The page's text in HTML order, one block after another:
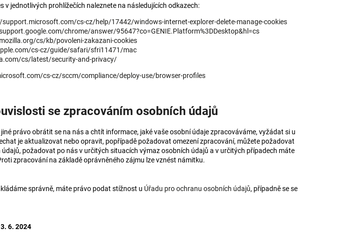
v jednotlivých prohlížečích naleznete na následujících odkazech:
support.microsoft.com/cs-cz/help/17442/windows-internet-explorer-delete-manage-cookies
chrome/answer/95647?co=GENIE.Platform%3DDesktop&hl=cs
cs/kb/povoleni-zakazani-cookies
cs-cz/guide/safari/sfri11471/mac
cs/latest/security-and-privacy/
cs-cz/sccm/compliance/deploy-use/browser-profiles
se zpracováním osobních údajů
právo obrátit se na nás a chtít informace, jaké vaše osobní údaje zpracováváme, vyžádat si u
je aktualizovat nebo opravit, popřípadě požadovat omezení zpracování, můžete požadovat
požadovat po nás v určitých situacích výmaz osobních údajů a v určitých případech máte
zpracování na základě oprávněného zájmu lze vznést námitku.
správně, máte právo podat stížnost u Úřadu pro ochranu osobních údajů, případně se se
6. 2024